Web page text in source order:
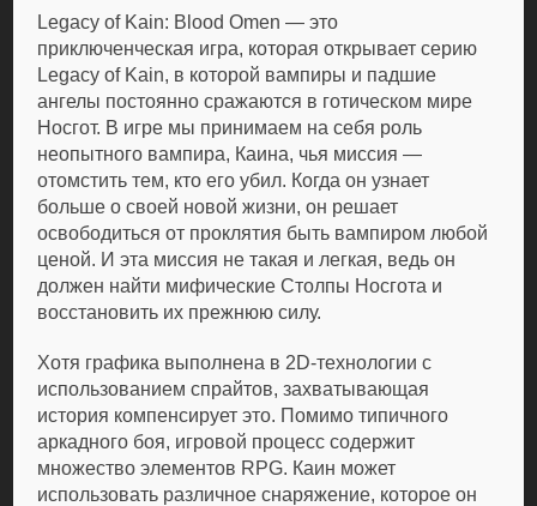
Legacy of Kain: Blood Omen — это
приключенческая игра, которая открывает серию
Legacy of Kain, в которой вампиры и падшие
ангелы постоянно сражаются в готическом мире
Носгот. В игре мы принимаем на себя роль
неопытного вампира, Каина, чья миссия —
отомстить тем, кто его убил. Когда он узнает
больше о своей новой жизни, он решает
освободиться от проклятия быть вампиром любой
ценой. И эта миссия не такая и легкая, ведь он
должен найти мифические Столпы Носгота и
восстановить их прежнюю силу.
Хотя графика выполнена в 2D-технологии с
использованием спрайтов, захватывающая
история компенсирует это. Помимо типичного
аркадного боя, игровой процесс содержит
множество элементов RPG. Каин может
использовать различное снаряжение, которое он